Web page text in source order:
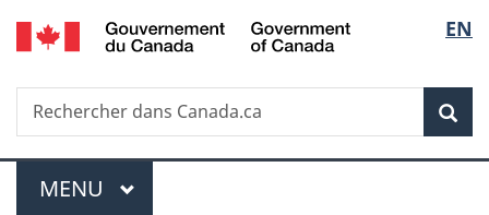
Passer
au
principal
Passer
à
Au
du
Passer
à
version
simplifiée
de
la
EN
Recherche
Rechercher
dans
Menu
MENU PRINCIPAL